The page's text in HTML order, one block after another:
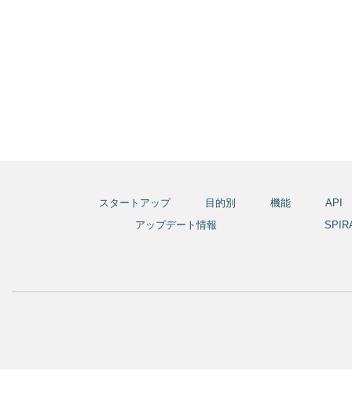
スタートアップ 目的別 機能
API
アップデート情報